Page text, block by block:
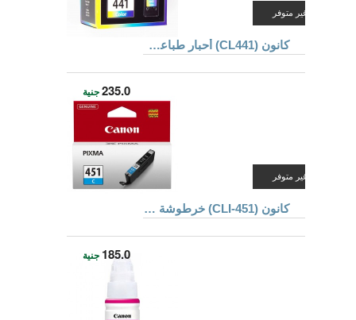
غير متوفر
كانون (CL441) أحبار طباعة ملونة للطابعة موديل MX374
غير متوفر
235.0جنية
كانون (CLI-451) خرطوشة حبر للطابعات لون أزرق سماوى
185.0 جنية